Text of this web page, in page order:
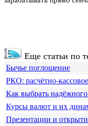
Еще статьи по
Бычье поглощение
РКО: расчётно-
Как выбрать
Курсы валют и их
Презентации и